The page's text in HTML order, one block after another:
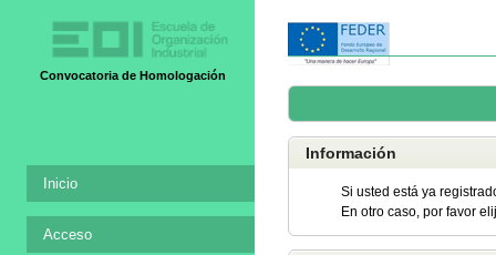
Convocatoria de Homologación
Inicio
Acceso
Información
Si usted está ya
En otro caso, por favor